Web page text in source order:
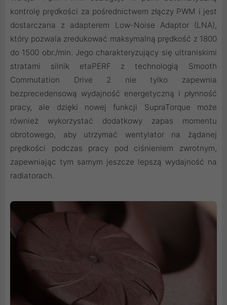
kontrolę prędkości za pośrednictwem złączy PWM i jest
dostarczana z adapterem Low-Noise Adaptor (LNA),
który pozwala zredukować maksymalną prędkość z 1800
do 1500 obr./min. Jego charakteryzujący się ultraniskimi
stratami silnik etaPERF z technologią Smooth
Commutation Drive 2 nie tylko zapewnia
bezprecedensową wydajność energetyczną i płynność
pracy, ale dzięki nowej funkcji SupraTorque może
również wykorzystać dodatkowy zapas momentu
obrotowego, aby utrzymać wentylator na żądanej
prędkości podczas pracy pod ciśnieniem zwrotnym,
zapewniając tym samym jeszcze lepszą wydajność na
radiatorach.